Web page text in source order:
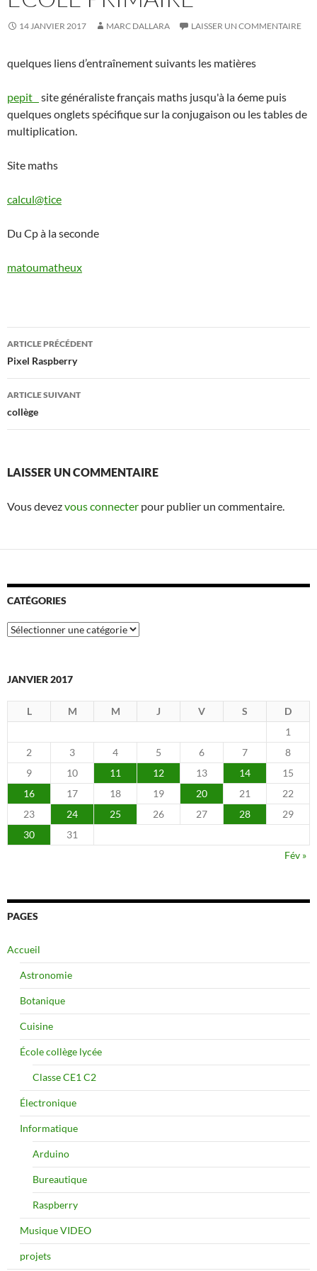
14 JANVIER 2017 MARC DALLARA LAISSER UN COMMENTAIRE
quelques liens d’entraînement suivants les matières
pepit
site généraliste français maths jusqu'à la 6eme puis
quelques onglets spécifique sur la conjugaison ou les tables de
multiplication.
Site maths
calcul@tice
Du Cp à la seconde
matoumatheux
Navigation
des
articles
ARTICLE PRÉCÉDENT
Pixel Raspberry
ARTICLE SUIVANT
collège
LAISSER UN COMMENTAIRE
Vous devezvous connecter pour publier un commentaire.
CATÉGORIES
Catégories
JANVIER 2017
L M M J V S
D
1
2
3 4 5 6 7
8
9
10 11 12 13 14
15
16
17 18 19 20 21
22
23
24 25 26 27 28
29
30
31
Fév »
PAGES
Accueil
Astronomie
Botanique
Cuisine
École collège lycée
Classe CE1 C2
Électronique
Informatique
Arduino
Bureautique
Raspberry
Musique VIDEO
projets